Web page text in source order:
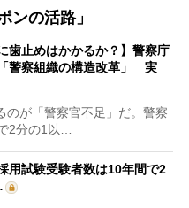
ンの活路」
歯止めはかかるか？】警察庁
警察組織の構造改革」 実
が「警察官不足」だ。警察
2分の1以…
用試験受験者数は10年間で2